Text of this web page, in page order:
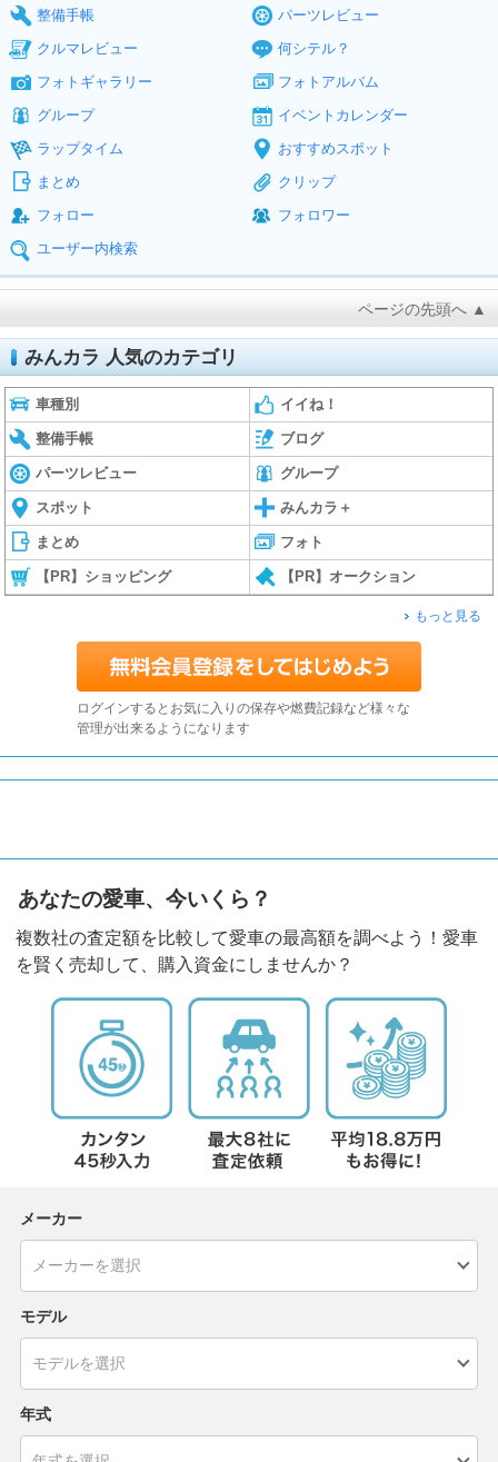
整備手帳
パーツレビュー
クルマレビュー
何シテル？
フォトギャラリー
フォトアルバム
グループ
イベントカレンダー
ラップタイム
おすすめスポット
まとめ
クリップ
フォロー
フォロワー
ユーザー内検索
ページの先頭へ ▲
みんカラ 人気のカテゴリ
車種別 イイね！
整備手帳 ブログ
パーツレビュー グループ
スポット みんカラ＋
まとめ フォト
【PR】ショッピング 【PR】オークション
もっと見る
ログインするとお気に入りの保存や燃費記録など様々な
管理が出来るようになります
あなたの愛車、今いくら？
複数社の査定額を比較して愛車の最高額を調べよう！愛車
を賢く売却して、購入資金にしませんか？
メーカー
モデル
年式